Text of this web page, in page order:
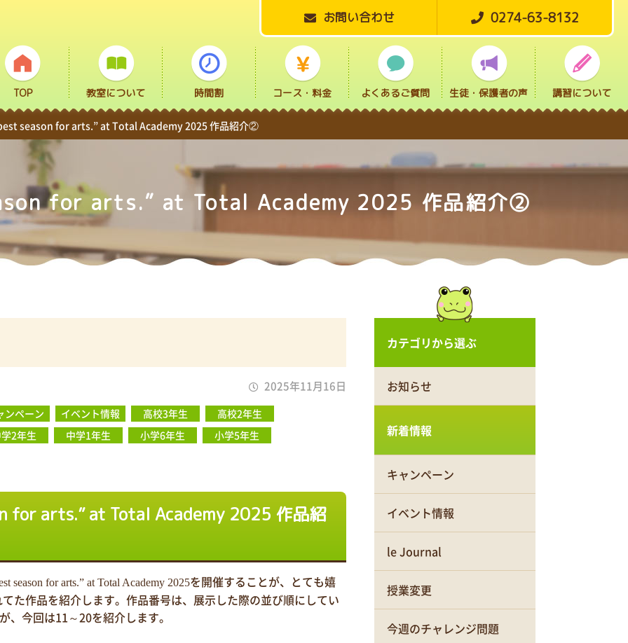
お問い合わせ 0274-63-8132
TOP 教室について 時間割 コース・料金 よくあるご質問 生徒・保護者の声 講習について
season for arts.” at Total Academy 2025 作品紹介②
for arts.” at Total Academy 2025 作品紹介②
2025年11月16日
ンペーン イベント情報 高校3年生
高校2年生
2年生
中学1年生 小学6年生 小学5年生
for arts.” at Total Academy 2025 作品紹
season for arts.” at Total Academy 2025を開催することが、とても嬉
た作品を紹介します。作品番号は、展示した際の並び順にしてい
今回は11～20を紹介します。
カテゴリから選ぶ
お知らせ
新着情報
キャンペーン
イベント情報
le Journal
授業変更
今週のチャレンジ問題